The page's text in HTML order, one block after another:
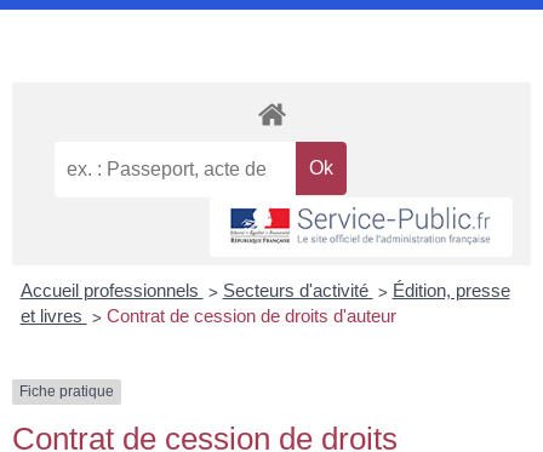
Accueil professionnels > Secteurs d'activité > Édition, presse
et livres > Contrat de cession de droits d'auteur
Fiche pratique
Contrat de cession de droits